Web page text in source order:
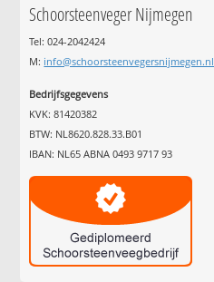
Schoorsteenveger Nijmegen
Tel: 024-2042424
M: info@schoorsteenvegersnijmegen.nl
Bedrijfsgegevens
KVK: 81420382
BTW: NL8620.828.33.B01
IBAN: NL65 ABNA 0493 9717 93